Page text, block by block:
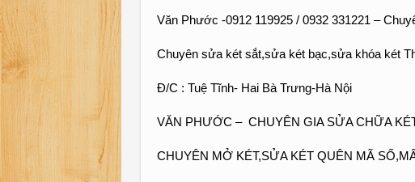
Văn Phước -0912 119925 / 0932 331221 –
Chuyên sửa két sắt,sửa két bạc,sửa khóa két
Đ/C : Tuệ Tĩnh- Hai Bà Trưng-Hà Nội
VĂN PHƯỚC – CHUYÊN GIA SỬA CHỮA
CHUYÊN MỞ KÉT,SỬA KÉT QUÊN MÃ